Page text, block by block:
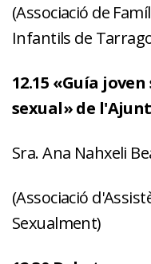
(Associació de
Infantils de
12.15 «Guía
sexual» de
Sra. Ana Nahxeli
(Associació
Sexualment)